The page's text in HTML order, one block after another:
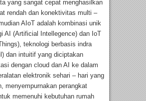
yang sangat cepat menghasilkan
rendah dan konektivitas multi –
AIoT adalah kombinasi unik
AI (Artificial Intellegence) dan IoT
teknologi berbasis indra
dan intuitif yang diciptakan
dengan cloud dan AI ke dalam
elektronik sehari – hari yang
menyempurnakan perangkat
memenuhi kebutuhan rumah